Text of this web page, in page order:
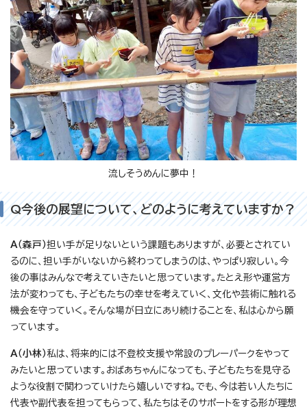
流しそうめんに夢中！
Q今後の展望について、どのように考えていますか？
A（森戸）担い手が足りないという課題もありますが、必要とされてい
るのに、担い手がいないから終わってしまうのは、やっぱり寂しい。今
後の事はみんなで考えていきたいと思っています。たとえ形や運営方
法が変わっても、子どもたちの幸せを考えていく、文化や芸術に触れる
機会を守っていく。そんな場が日立にあり続けることを、私は心から願
っています。
A（小林）私は、将来的には不登校支援や常設のプレーパークをやって
みたいと思っています。おばあちゃんになっても、子どもたちを見守る
ような役割で関わっていけたら嬉しいですね。でも、今は若い人たちに
代表や副代表を担ってもらって、私たちはそのサポートをする形が理想